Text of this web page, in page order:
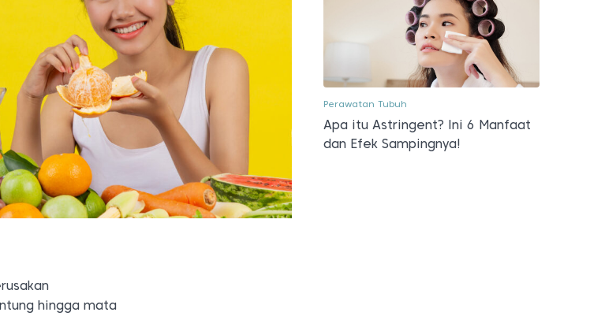
hingga mata
Perawatan Tubuh
Apa itu Astringent? Ini 6 Manfaat
dan Efek Sampingnya!